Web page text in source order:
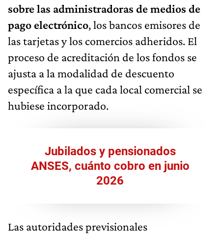
sobre las administradoras de medios de
pago electrónico, los bancos emisores de
las tarjetas y los comercios adheridos. El
proceso de acreditación de los fondos se
ajusta a la modalidad de descuento
específica a la que cada local comercial se
hubiese incorporado.
Jubilados y pensionados
ANSES, cuánto cobro en junio
2026
Las autoridades previsionales